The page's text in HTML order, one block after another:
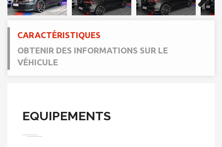
Next
CARACTÉRISTIQUES
OBTENIR DES INFORMATIONS SUR LE
VÉHICULE
EQUIPEMENTS